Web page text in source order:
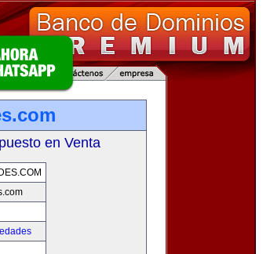
en Venta